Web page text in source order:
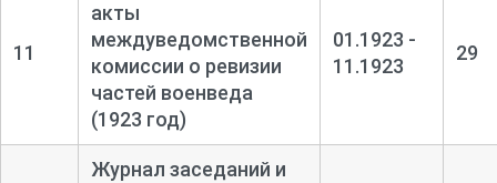
11
акты
междуведомственной
комиссии о ревизии
частей военведа
(1923 год)
01.1923 -
11.1923
29
Журнал заседаний и